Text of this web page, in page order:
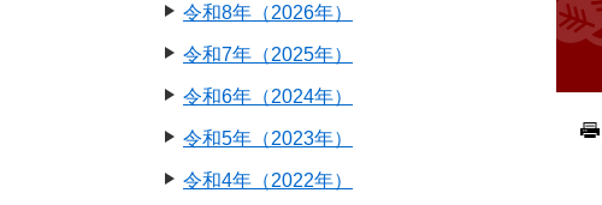
令和8年（2026年）
令和7年（2025年）
令和6年（2024年）
令和5年（2023年）
令和4年（2022年）